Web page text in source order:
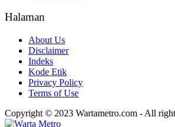
Halaman
About Us
Disclaimer
Indeks
Kode Etik
Privacy Policy
Terms of Use
Copyright © 2023 Wartametro.com - All